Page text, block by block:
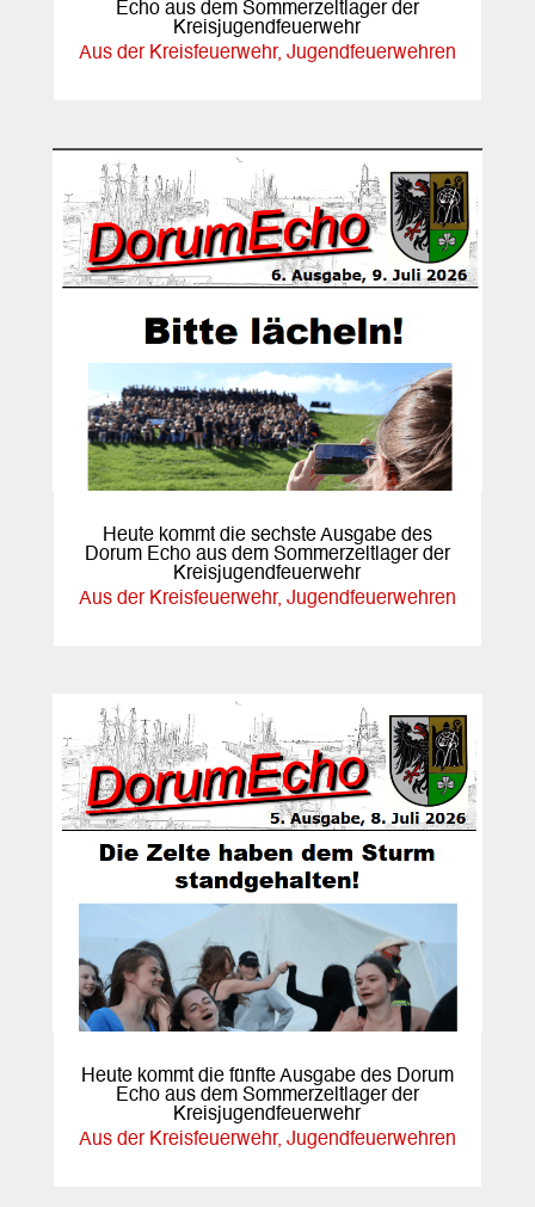
Echo aus dem Sommerzeltlager der
Kreisjugendfeuerwehr
Aus der Kreisfeuerwehr, Jugendfeuerwehren
Heute kommt die sechste Ausgabe des
Dorum Echo aus dem Sommerzeltlager der
Kreisjugendfeuerwehr
Aus der Kreisfeuerwehr, Jugendfeuerwehren
Heute kommt die fünfte Ausgabe des Dorum
Echo aus dem Sommerzeltlager der
Kreisjugendfeuerwehr
Aus der Kreisfeuerwehr, Jugendfeuerwehren